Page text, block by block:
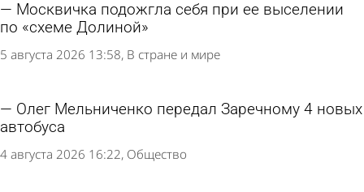
Москвичка подожгла себя при ее выселении
по «схеме Долиной»
5 августа 2026 13:58 В стране и мире
Олег Мельниченко передал Заречному 4 новых
автобуса
4 августа 2026 16:22 Общество